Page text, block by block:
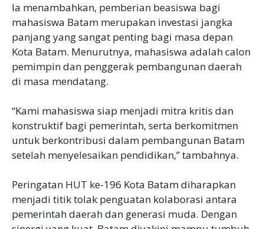
Ia menambahkan, pemberian beasiswa bagi
mahasiswa Batam merupakan investasi jangka
panjang yang sangat penting bagi masa depan
Kota Batam. Menurutnya, mahasiswa adalah calon
pemimpin dan penggerak pembangunan daerah
di masa mendatang.
“Kami mahasiswa siap menjadi mitra kritis dan
konstruktif bagi pemerintah, serta berkomitmen
untuk berkontribusi dalam pembangunan Batam
setelah menyelesaikan pendidikan,” tambahnya.
Peringatan HUT ke-196 Kota Batam diharapkan
menjadi titik tolak penguatan kolaborasi antara
pemerintah daerah dan generasi muda. Dengan